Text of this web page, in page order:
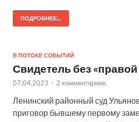
ПОДРОБНЕЕ...
В ПОТОКЕ СОБЫТИЙ
Свидетель без «правой
07.04.2023 - 2 комментариев.
Ленинский районный суд
приговор бывшему первому